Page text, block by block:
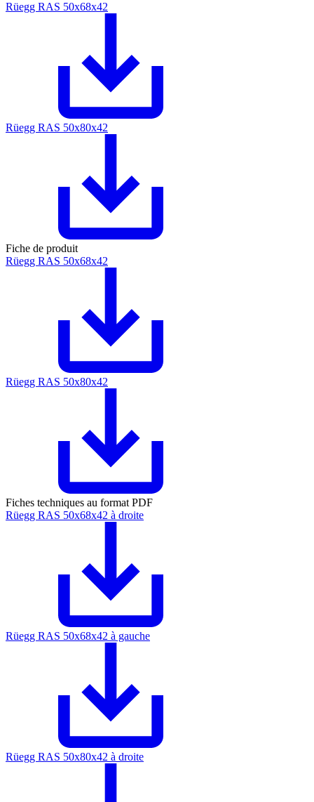
Rüegg RAS 50x68x42
Rüegg RAS 50x80x42
Fiche de produit
Rüegg RAS 50x68x42
Rüegg RAS 50x80x42
Fiches techniques au format PDF
Rüegg RAS 50x68x42 à droite
Rüegg RAS 50x68x42 à gauche
Rüegg RAS 50x80x42 à droite